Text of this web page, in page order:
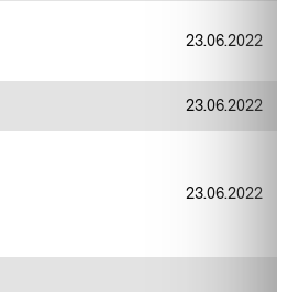
23.06.2022
23.06.2022
23.06.2022